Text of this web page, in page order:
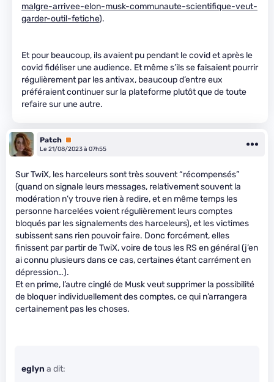
malgre-arrivee-elon-musk-communaute-scientifique-veut-
garder-outil-fetiche).
Et pour beaucoup, ils avaient pu pendant le covid et après le
covid fidéliser une audience. Et même s’ils se faisaient pourrir
régulièrement par les antivax, beaucoup d’entre eux
préféraient continuer sur la plateforme plutôt que de toute
refaire sur une autre.
Patch Premium
Le 21/08/2023 à 07h55
Sur TwiX, les harceleurs sont très souvent “récompensés”
(quand on signale leurs messages, relativement souvent la
modération n’y trouve rien à redire, et en même temps les
personne harcelées voient régulièrement leurs comptes
bloqués par les signalements des harceleurs), et les victimes
subissent sans rien pouvoir faire. Donc forcément, elles
finissent par partir de TwiX, voire de tous les RS en général (j’en
ai connu plusieurs dans ce cas, certaines étant carrément en
dépression…).
Et en prime, l’autre cinglé de Musk veut supprimer la possibilité
de bloquer individuellement des comptes, ce qui n’arrangera
certainement pas les choses.
eglyn a dit: